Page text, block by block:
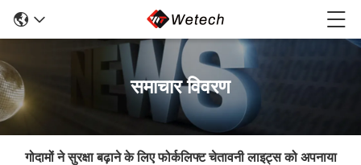
समाचार विवरण
गोदामों ने सुरक्षा बढ़ाने के लिए फोर्कलिफ्ट चेतावनी लाइट्स को अपनाया